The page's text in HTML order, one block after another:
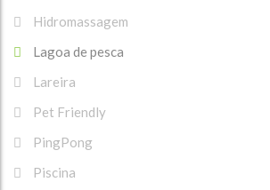
Hidromassagem
Lagoa de pesca
Lareira
Pet Friendly
PingPong
Piscina